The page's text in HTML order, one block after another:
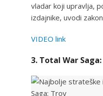
vladar koji upravlja,
izdajnike, uvodi
VIDEO link
3. Total War